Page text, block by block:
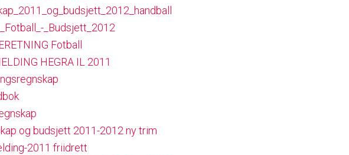
_Budsjett_2012
Fotball
HEGRA IL 2011
og budsjett 2011-2012 ny trim
2011 friidrett